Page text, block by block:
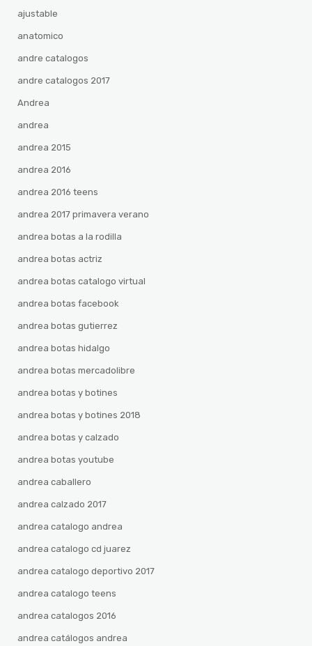
ajustable
anatomico
andre catalogos
andre catalogos 2017
Andrea
andrea
andrea 2015
andrea 2016
andrea 2016 teens
andrea 2017 primavera verano
andrea botas a la rodilla
andrea botas actriz
andrea botas catalogo virtual
andrea botas facebook
andrea botas gutierrez
andrea botas hidalgo
andrea botas mercadolibre
andrea botas y botines
andrea botas y botines 2018
andrea botas y calzado
andrea botas youtube
andrea caballero
andrea calzado 2017
andrea catalogo andrea
andrea catalogo cd juarez
andrea catalogo deportivo 2017
andrea catalogo teens
andrea catalogos 2016
andrea catálogos andrea